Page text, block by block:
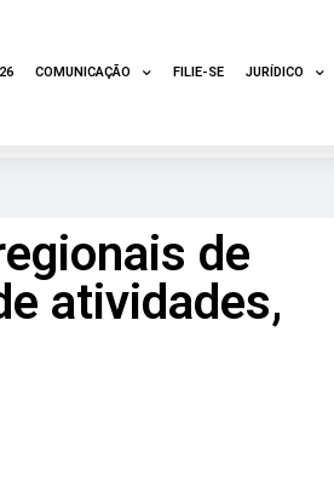
COMUNICAÇÃO FILIE-SE JURÍDICO
de
atividades,